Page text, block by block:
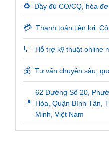
♻️ Đầy đủ CO/CQ, hóa
💳 Thanh toán tiện lợi.
💬 Hỗ trợ kỹ thuật online
💰 Tư vấn chuyên sâu,
📍
62 Đường Số 20,
Hòa, Quận Bình Tân,
Minh, Việt Nam